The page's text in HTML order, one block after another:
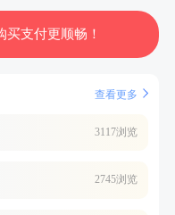
买支付更顺畅！
查看更多
3117浏览
2745浏览